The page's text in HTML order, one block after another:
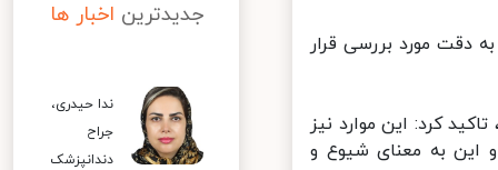
دقت مورد بررسی قرار
کرد: این موارد نیز
به معنای شیوع و
جدیدترین اخبار ها
ندا حیدری،
جراح
دندانپزشک